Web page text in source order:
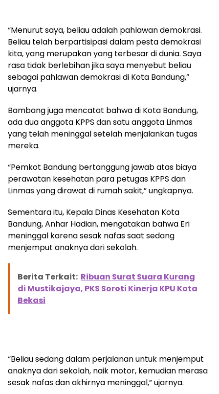
“Menurut saya, beliau adalah pahlawan demokrasi.
Beliau telah berpartisipasi dalam pesta demokrasi
kita, yang merupakan yang terbesar di dunia. Saya
rasa tidak berlebihan jika saya menyebut beliau
sebagai pahlawan demokrasi di Kota Bandung,”
ujarnya.
Bambang juga mencatat bahwa di Kota Bandung,
ada dua anggota KPPS dan satu anggota Linmas
yang telah meninggal setelah menjalankan tugas
mereka.
“Pemkot Bandung bertanggung jawab atas biaya
perawatan kesehatan para petugas KPPS dan
Linmas yang dirawat di rumah sakit,” ungkapnya.
Sementara itu, Kepala Dinas Kesehatan Kota
Bandung, Anhar Hadian, mengatakan bahwa Eri
meninggal karena sesak nafas saat sedang
menjemput anaknya dari sekolah.
Berita Terkait: Ribuan Surat Suara Kurang
di Mustikajaya, PKS Soroti Kinerja KPU Kota
Bekasi
“Beliau sedang dalam perjalanan untuk menjemput
anaknya dari sekolah, naik motor, kemudian merasa
sesak nafas dan akhirnya meninggal,” ujarnya.